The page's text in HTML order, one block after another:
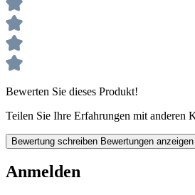
Bewerten Sie dieses Produkt!
Teilen Sie Ihre Erfahrungen mit anderen
Bewertung schreiben Bewertungen anzeigen
Anmelden